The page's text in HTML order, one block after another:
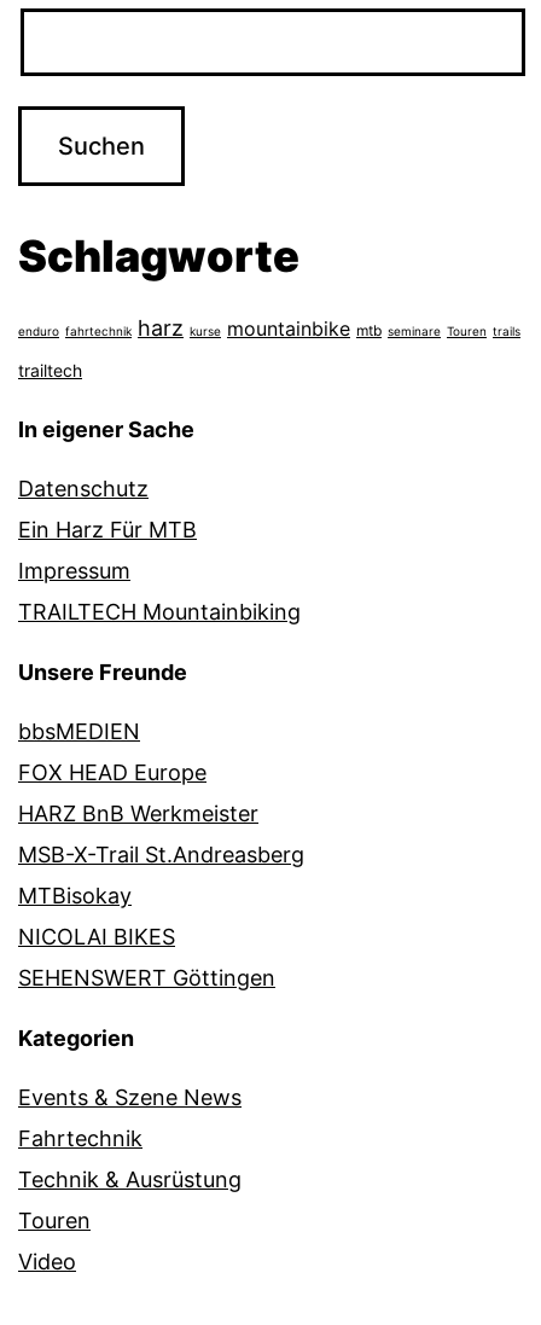
Schlagworte
enduro fahrtechnik harz kurse mountainbike mtb seminare Touren trails
trailtech
In eigener Sache
Datenschutz
Ein Harz Für MTB
Impressum
TRAILTECH Mountainbiking
Unsere Freunde
bbsMEDIEN
FOX HEAD Europe
HARZ BnB Werkmeister
MSB-X-Trail St.Andreasberg
MTBisokay
NICOLAI BIKES
SEHENSWERT Göttingen
Kategorien
Events & Szene News
Fahrtechnik
Technik & Ausrüstung
Touren
Video